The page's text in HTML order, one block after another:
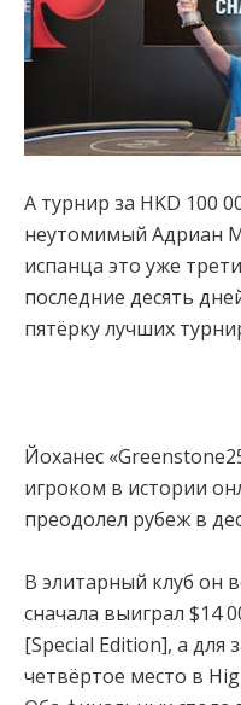
А турнир за HKD 100
неутомимый Адриан
испанца это уже
последние десять
пятёрку лучших
Йоханес
игроком в истории
преодолел рубеж в
В элитарный клуб он
сначала выиграл $14
[Special Edition], а для
четвёртое место в